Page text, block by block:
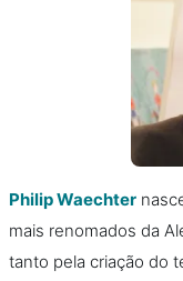
Philip Waechter
mais renomados da
tanto pela criação do